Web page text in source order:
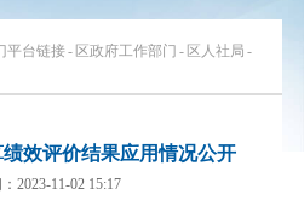
平台链接- 区政府工作部门 - 区人社局 -
绩效评价结果应用情况公开
2023-11-02 15:17